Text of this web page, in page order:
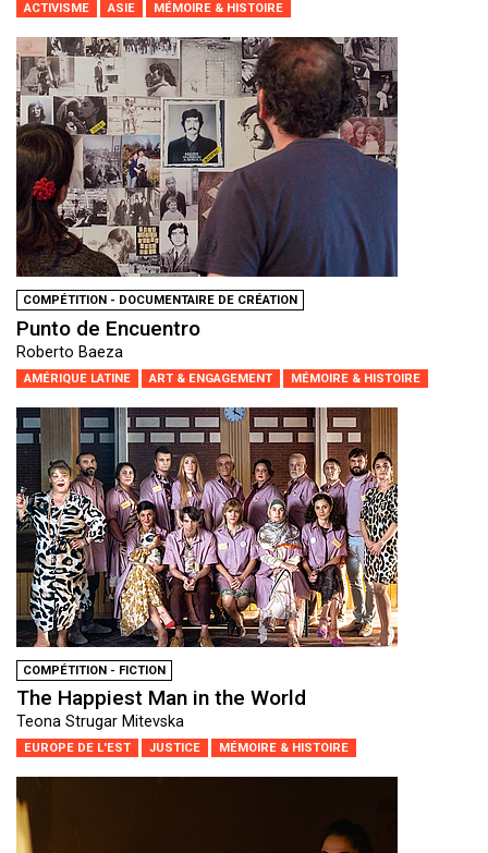
ACTIVISME ASIE MÉMOIRE & HISTOIRE
COMPÉTITION - DOCUMENTAIRE DE CRÉATION
Punto de Encuentro
Roberto Baeza
AMÉRIQUE LATINE ART & ENGAGEMENT MÉMOIRE & HISTOIRE
COMPÉTITION - FICTION
The Happiest Man in the World
Teona Strugar Mitevska
EUROPE DE L'EST JUSTICE MÉMOIRE & HISTOIRE